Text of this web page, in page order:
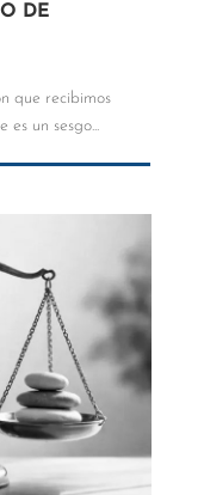
DE
que recibimos
un sesgo...